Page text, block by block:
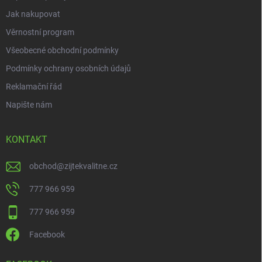
Jak nakupovat
Věrnostní program
Všeobecné obchodní podmínky
Podmínky ochrany osobních údajů
Reklamační řád
Napište nám
KONTAKT
obchod@zijtekvalitne.cz
777 966 959
777 966 959
Facebook